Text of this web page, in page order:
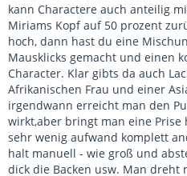
kann Charactere auch anteilig
Miriams Kopf auf 50 prozent
hoch, dann hast du eine
Mausklicks gemacht und einen
Character. Klar gibts da auch
Afrikanischen Frau und einer
irgendwann erreicht man den
wirkt,aber bringt man eine
sehr wenig aufwand komplett
halt manuell - wie groß und
dick die Backen usw. Man dreht